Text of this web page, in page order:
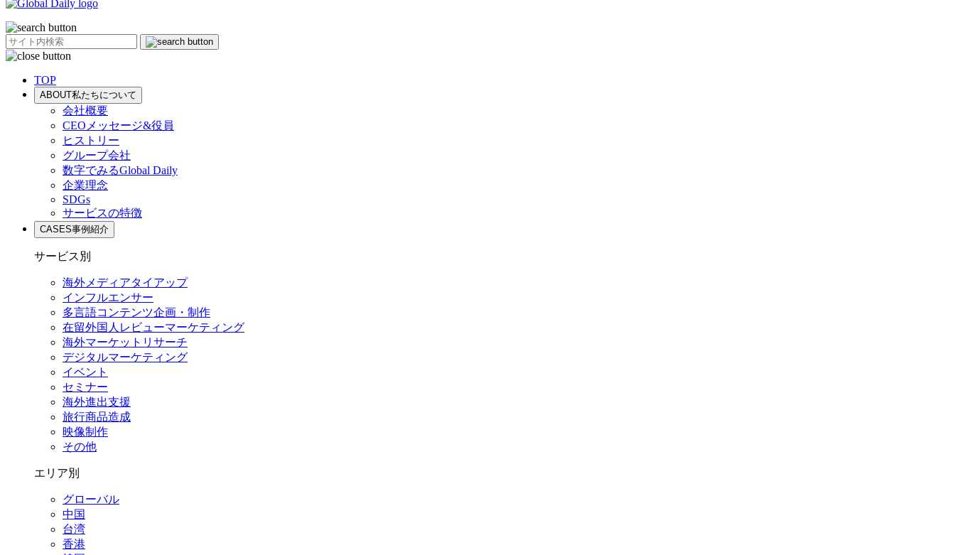
TOP
ABOUT私たちについて
会社概要
CEOメッセージ&役員
ヒストリー
グループ会社
数字でみるGlobal Daily
企業理念
SDGs
サービスの特徴
CASES事例紹介
サービス別
海外メディアタイアップ
インフルエンサー
多言語コンテンツ企画・制作
在留外国⼈レビューマーケティング
海外マーケットリサーチ
デジタルマーケティング
イベント
セミナー
海外進出支援
旅行商品造成
映像制作
その他
エリア別
グローバル
中国
台湾
香港